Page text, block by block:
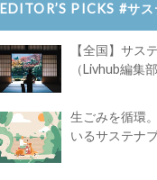
EDITOR’S PICKS #サ
【全国】サス
（Livhub編集
生ごみを循環
いるサステナ